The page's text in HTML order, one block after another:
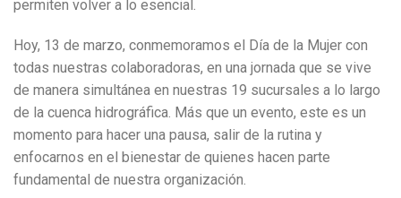
permiten volver a lo esencial.
Hoy, 13 de marzo, conmemoramos el Día de la Mujer con
todas nuestras colaboradoras, en una jornada que se vive
de manera simultánea en nuestras 19 sucursales a lo largo
de la cuenca hidrográfica. Más que un evento, este es un
momento para hacer una pausa, salir de la rutina y
enfocarnos en el bienestar de quienes hacen parte
fundamental de nuestra organización.